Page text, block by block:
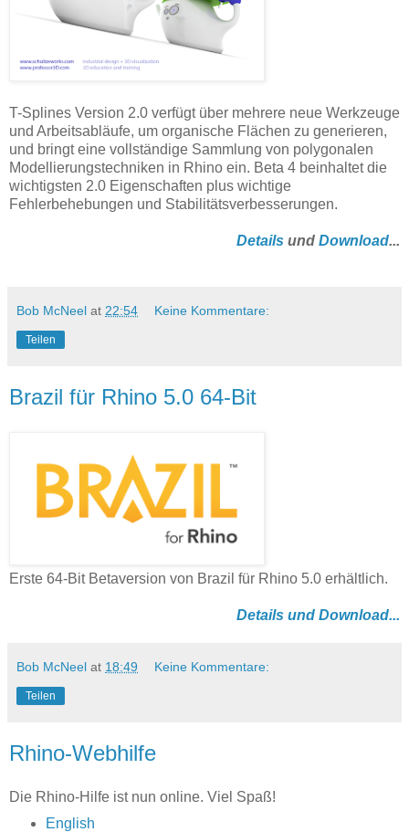
T-Splines Version 2.0 verfügt über mehrere neue Werkzeuge
und Arbeitsabläufe, um organische Flächen zu generieren,
und bringt eine vollständige Sammlung von polygonalen
Modellierungstechniken in Rhino ein. Beta 4 beinhaltet die
wichtigsten 2.0 Eigenschaften plus wichtige
Fehlerbehebungen und Stabilitätsverbesserungen.
Details und Download...
Bob McNeel at 22:54 Keine Kommentare:
Teilen
Brazil für Rhino 5.0 64-Bit
Erste 64-Bit Betaversion von Brazil für Rhino 5.0 erhältlich.
Details und Download...
Bob McNeel at 18:49 Keine Kommentare:
Teilen
Rhino-Webhilfe
Die Rhino-Hilfe ist nun online. Viel Spaß!
English